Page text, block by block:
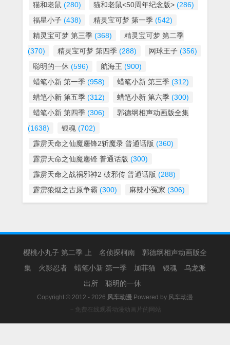
猫和老鼠 (280) 猫和老鼠<50周年纪念版> (286)
福星小子 (438) 精灵宝可梦 第一季 (542)
精灵宝可梦 第三季 (368)
精灵宝可梦 第二季
(370)
精灵宝可梦 第四季 (288) 网球王子 (356)
聪明的一休 (596) 航海王 (900)
蜡笔小新 第一季 (958) 蜡笔小新 第三季 (312)
蜡笔小新 第五季 (312) 蜡笔小新 第六季 (300)
蜡笔小新 第四季 (306)
郭德纲相声动画版全集
(1638)
银魂 (702)
霹雳天命之仙魔鏖锋2斩魔录 普通话版 (360)
霹雳天命之仙魔鏖锋 普通话版 (300)
霹雳天命之战祸邪神2 破邪传 普通话版 (288)
霹雳狼烟之古原争霸 (300) 麻辣小冤家 (306)
樱桃小丸子 第二季 上 名侦探柯南
郭德纲相声动画版全
集
火影忍者 蜡笔小新 第一季 加菲猫 银魂
乌龙派
出所
聪明的一休
Copyright © 2012 - 2026 风车动漫 Powered by 风车动漫
－免费在线观看动漫动画片的网站